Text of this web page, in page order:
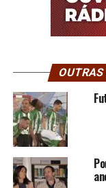
OUTRAS